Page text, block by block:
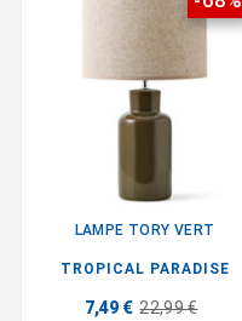
LAMPE TORY VERT
TROPICAL PARADISE
7,49 € 22,99 €